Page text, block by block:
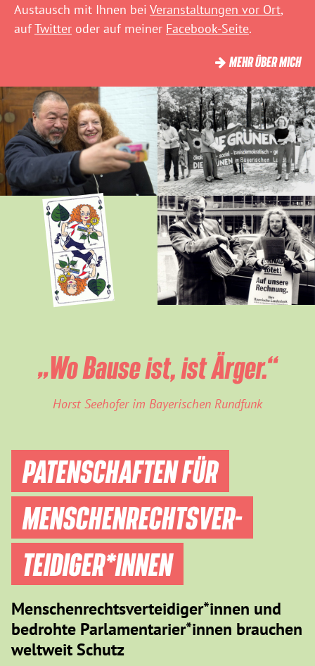
Austausch mit Ihnen bei Veranstaltungen vor Ort,
aufTwitter oder auf meiner Facebook-Seite.
MEHR ÜBER MICH
„Wo Bause ist, ist Ärger.“
Horst Seehofer im Bayerischen Rundfunk
PATENSCHAFTEN FÜR
MENSCHEN­RECHTS­VER­
TEIDIGER­*INNEN
Menschenrechtsverteidiger*innen und
bedrohte Parlamentarier*innen brauchen
weltweit Schutz